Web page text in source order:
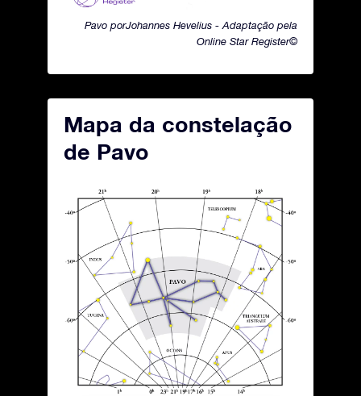
Pavo porJohannes Hevelius - Adaptação pela
Online Star Register©
Mapa da constelação
de Pavo